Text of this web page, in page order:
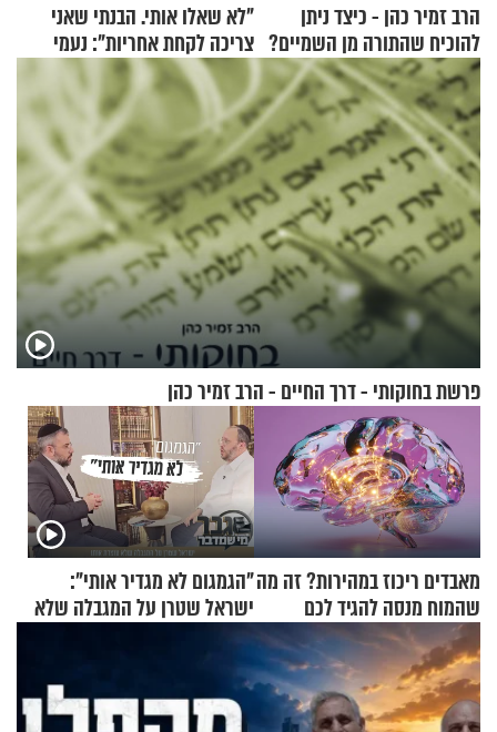
הרב זמיר כהן - כיצד ניתן
להוכיח שהתורה מן השמיים?
"לא שאלו אותי. הבנתי שאני
צריכה לקחת אחריות": נעמי
בנט בריאיון אישי
פרשת בחוקותי - דרך החיים - הרב זמיר כהן
מאבדים ריכוז במהירות? זה מה
שהמוח מנסה להגיד לכם
"הגמגום לא מגדיר אותי":
ישראל שטרן על המגבלה שלא
עוצרת אותו